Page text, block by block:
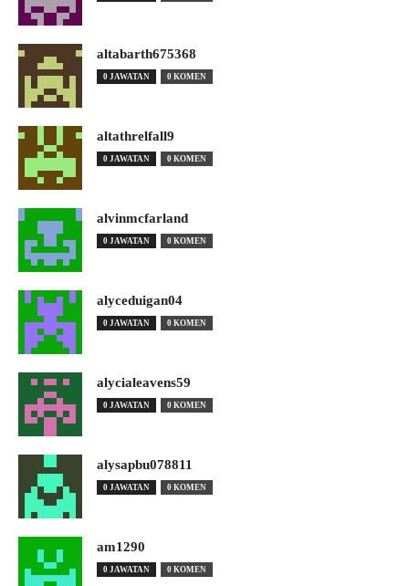
altabarth675368
0 JAWATAN 0 KOMEN
altathrelfall9
0 JAWATAN 0 KOMEN
alvinmcfarland
0 JAWATAN 0 KOMEN
alyceduigan04
0 JAWATAN 0 KOMEN
alycialeavens59
0 JAWATAN 0 KOMEN
alysapbu078811
0 JAWATAN 0 KOMEN
am1290
0 JAWATAN 0 KOMEN